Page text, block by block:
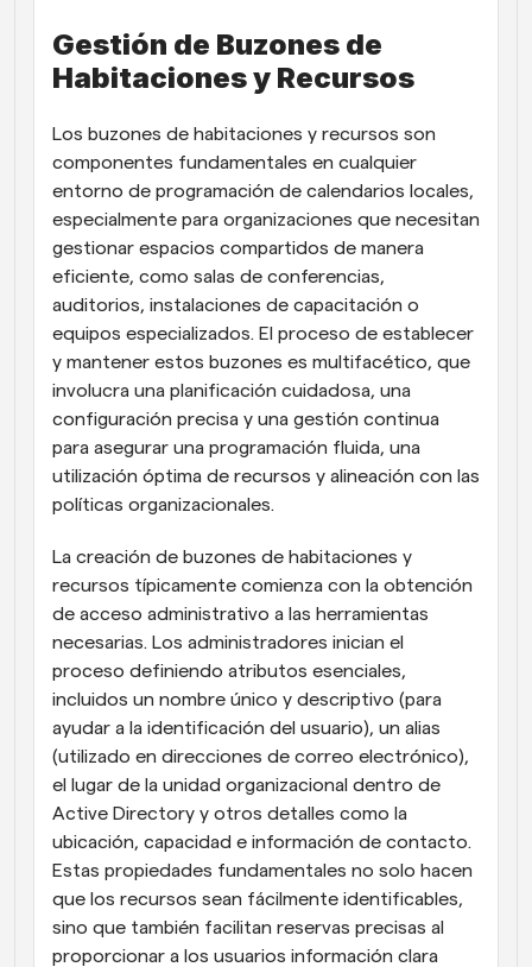
Gestión de Buzones de
Habitaciones y Recursos
Los buzones de habitaciones y recursos son
componentes fundamentales en cualquier
entorno de programación de calendarios locales,
especialmente para organizaciones que necesitan
gestionar espacios compartidos de manera
eficiente, como salas de conferencias,
auditorios, instalaciones de capacitación o
equipos especializados. El proceso de establecer
y mantener estos buzones es multifacético, que
involucra una planificación cuidadosa, una
configuración precisa y una gestión continua
para asegurar una programación fluida, una
utilización óptima de recursos y alineación con las
políticas organizacionales.
La creación de buzones de habitaciones y
recursos típicamente comienza con la obtención
de acceso administrativo a las herramientas
necesarias. Los administradores inician el
proceso definiendo atributos esenciales,
incluidos un nombre único y descriptivo (para
ayudar a la identificación del usuario), un alias
(utilizado en direcciones de correo electrónico),
el lugar de la unidad organizacional dentro de
Active Directory y otros detalles como la
ubicación, capacidad e información de contacto.
Estas propiedades fundamentales no solo hacen
que los recursos sean fácilmente identificables,
sino que también facilitan reservas precisas al
proporcionar a los usuarios información clara